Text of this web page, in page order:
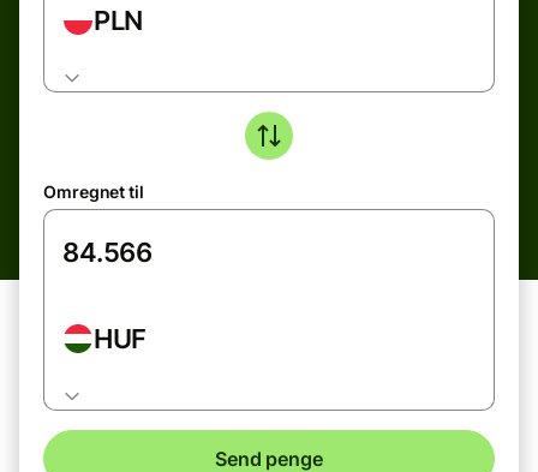
PLN
Omregnet til
HUF
Send penge